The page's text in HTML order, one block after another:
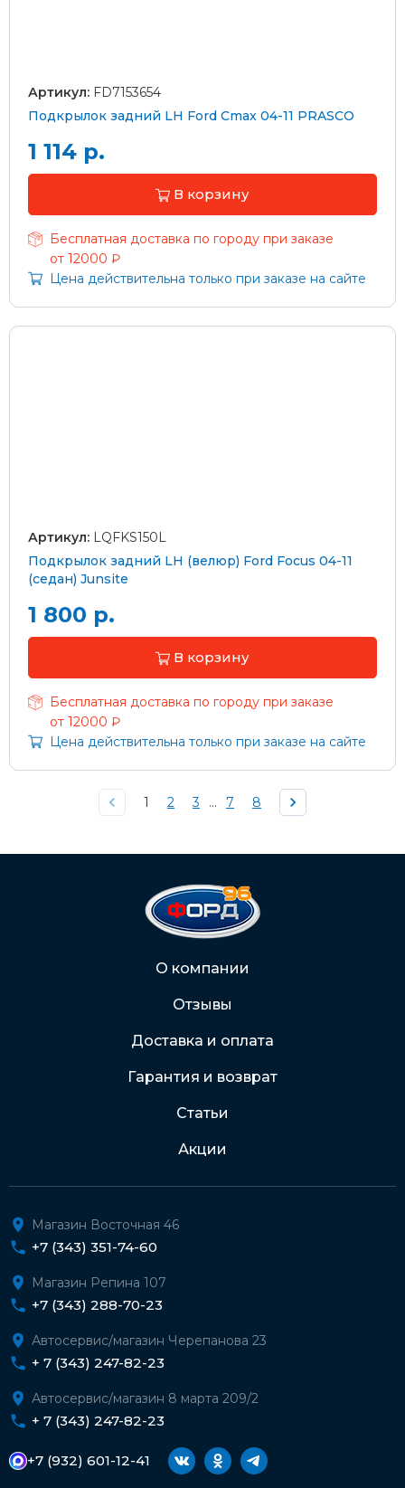
Артикул: FD7153654
Подкрылок задний LH Ford Cmax 04-11 PRASCO
1 114 р.
В корзину
Бесплатная доставка по городу при заказе
от 12000 ₽
Цена действительна только при заказе на сайте
Артикул: LQFKS150L
Подкрылок задний LH (велюр) Ford Focus 04-11
(седан) Junsite
1 800 р.
В корзину
Бесплатная доставка по городу при заказе
от 12000 ₽
Цена действительна только при заказе на сайте
1 2 3 ... 7 8
О компании
Отзывы
Доставка и оплата
Гарантия и возврат
Статьи
Акции
Магазин Восточная 46
+7 (343) 351-74-60
Магазин Репина 107
+7 (343) 288-70-23
Автосервис/магазин Черепанова 23
+ 7 (343) 247-82-23
Автосервис/магазин 8 марта 209/2
+ 7 (343) 247-82-23
+7 (932) 601-12-41